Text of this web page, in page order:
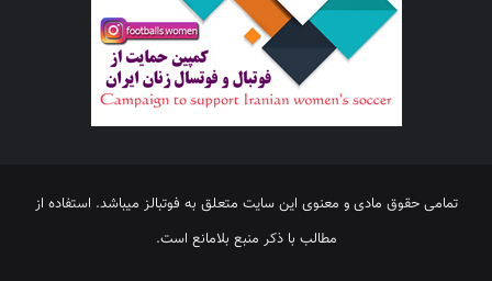
تمامی حقوق مادی و معنوی این سایت متعلق به فوتبالز میباشد. استفاده از
مطالب با ذکر منبع بلامانع است.